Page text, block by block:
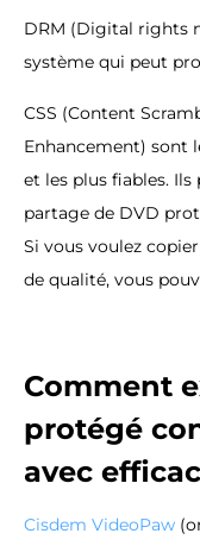
DRM (Digital rights
système qui peut
CSS (Content
Enhancement) sont
et les plus fiables.
partage de DVD
Si vous voulez
de qualité, vous
Comment
protégé
avec
Cisdem VideoPaw